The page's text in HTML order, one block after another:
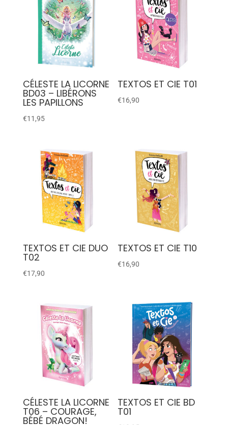
CÉLESTE LA LICORNE
BD03 – LIBÉRONS
LES PAPILLONS
€11,95
TEXTOS ET CIE T01
€16,90
TEXTOS ET CIE DUO
T02
€17,90
TEXTOS ET CIE T10
€16,90
CÉLESTE LA LICORNE
T06 – COURAGE,
BÉBÉ DRAGON!
TEXTOS ET CIE BD
T01